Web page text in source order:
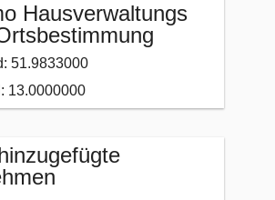
Hausverwaltungs
51.9833000
13.0000000